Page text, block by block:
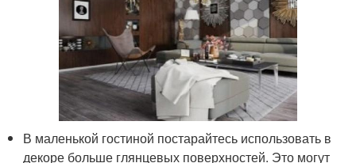
В маленькой гостиной постарайтесь использовать в
декоре больше глянцевых поверхностей. Это могут